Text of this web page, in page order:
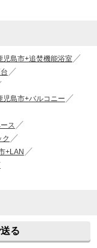
児島市+追焚機能浴室
児島市+バルコニー
ス
ク
+LAN
る